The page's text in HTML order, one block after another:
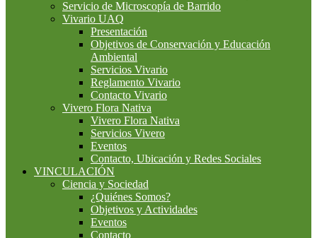
Servicio de Microscopía de Barrido
Vivario UAQ
Presentación
Objetivos de Conservación y Educación
Ambiental
Servicios Vivario
Reglamento Vivario
Contacto Vivario
Vivero Flora Nativa
Vivero Flora Nativa
Servicios Vivero
Eventos
Contacto, Ubicación y Redes Sociales
VINCULACIÓN
Ciencia y Sociedad
¿Quiénes Somos?
Objetivos y Actividades
Eventos
Contacto